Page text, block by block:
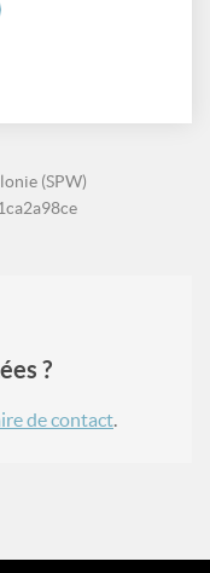
(SPW)
?
de contact.